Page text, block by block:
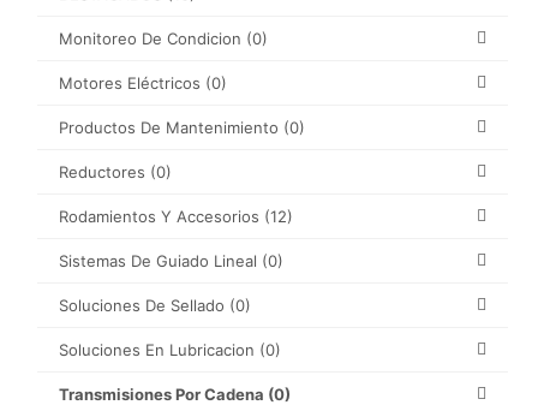
Monitoreo De Condicion (0)
Motores Eléctricos (0)
Productos De Mantenimiento (0)
Reductores (0)
Rodamientos Y Accesorios (12)
Sistemas De Guiado Lineal (0)
Soluciones De Sellado (0)
Soluciones En Lubricacion (0)
Transmisiones Por Cadena (0)